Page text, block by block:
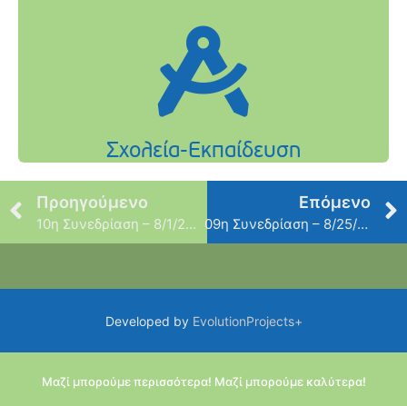
Προηγούμενο
10η Συνεδρίαση – 8/1/2011
Επόμενο
09η Συνεδρίαση – 8/25/2011
Developed by EvolutionProjects+
Μαζί μπορούμε περισσότερα! Μαζί μπορούμε καλύτερα!